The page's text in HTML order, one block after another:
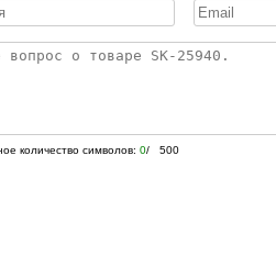
количество символов: 0/ 500